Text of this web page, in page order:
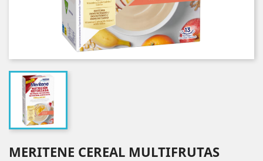
MERITENE CEREAL MULTIFRUTAS